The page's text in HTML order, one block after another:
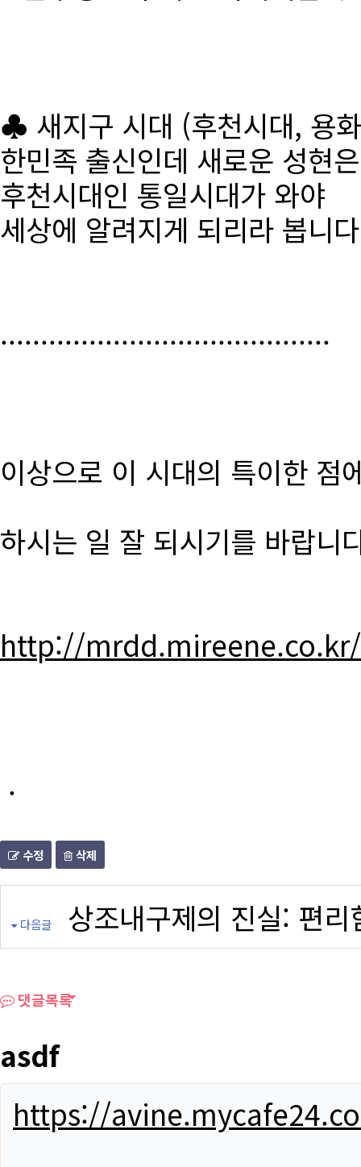
♣ 새지구 시대 (후천시대, 용
한민족 출신인데 새로운 성현
후천시대인 통일시대가 와야
세상에 알려지게 되리라 봅니
.........................................
이상으로 이 시대의 특이한 점
하시는 일 잘 되시기를 바랍니
http://
.
수정 삭제
다음글 상조내구제의 진실: 편
댓글목록
asdf
https://